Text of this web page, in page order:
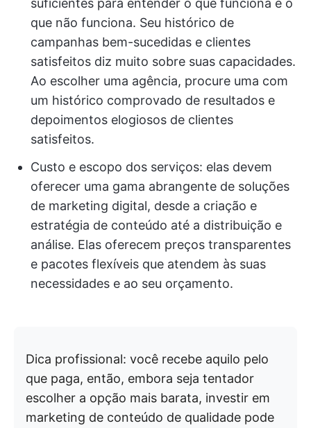
suficientes para entender o que funciona e o
que não funciona. Seu histórico de
campanhas bem-sucedidas e clientes
satisfeitos diz muito sobre suas capacidades.
Ao escolher uma agência, procure uma com
um histórico comprovado de resultados e
depoimentos elogiosos de clientes
satisfeitos.
Custo e escopo dos serviços: elas devem
oferecer uma gama abrangente de soluções
de marketing digital, desde a criação e
estratégia de conteúdo até a distribuição e
análise. Elas oferecem preços transparentes
e pacotes flexíveis que atendem às suas
necessidades e ao seu orçamento.
Dica profissional: você recebe aquilo pelo
que paga, então, embora seja tentador
escolher a opção mais barata, investir em
marketing de conteúdo de qualidade pode